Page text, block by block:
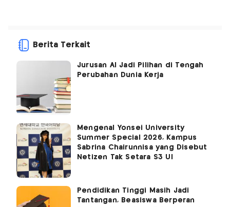
Berita Terkait
Jurusan AI Jadi Pilihan di Tengah
Perubahan Dunia Kerja
Mengenal Yonsei University
Summer Special 2026, Kampus
Sabrina Chairunnisa yang Disebut
Netizen Tak Setara S3 UI
Pendidikan Tinggi Masih Jadi
Tantangan, Beasiswa Berperan